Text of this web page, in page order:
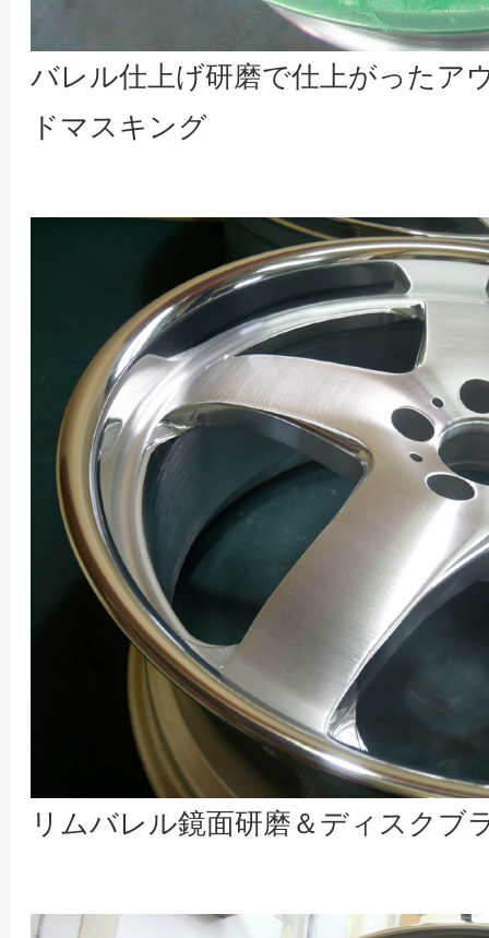
バレル仕上げ研磨で仕上がったア
ドマスキング
リムバレル鏡面研磨＆ディスクブ